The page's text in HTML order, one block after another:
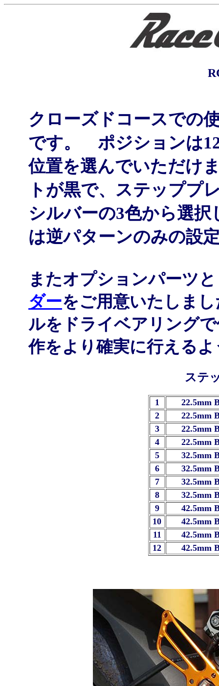
クローズドコースでの
です。 ポジションは
位置を選んでいただけ
トが黒で、ステッププ
シルバーの3色から選
は逆パターンのみの設
またオプションパーツ
ダーをご用意いたしま
ルをドライベアリング
作をより確実に行える
ステ
1
22.5mm
2
22.5mm
3
22.5mm
4
22.5mm
5
32.5mm
6
32.5mm
7
32.5mm
8
32.5mm
9
42.5mm
10
42.5mm
11
42.5mm
12
42.5mm